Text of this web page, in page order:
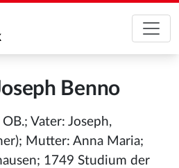
Benno
Vater: Joseph,
Mutter: Anna Maria;
1749 Studium der